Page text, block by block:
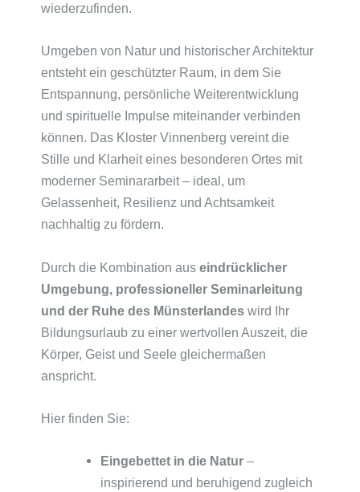
wiederzufinden.
Umgeben von Natur und historischer Architektur
entsteht ein geschützter Raum, in dem Sie
Entspannung, persönliche Weiterentwicklung
und spirituelle Impulse miteinander verbinden
können. Das Kloster Vinnenberg vereint die
Stille und Klarheit eines besonderen Ortes mit
moderner Seminararbeit – ideal, um
Gelassenheit, Resilienz und Achtsamkeit
nachhaltig zu fördern.
Durch die Kombination aus eindrücklicher
Umgebung, professioneller Seminarleitung
und der Ruhe des Münsterlandes wird Ihr
Bildungsurlaub zu einer wertvollen Auszeit, die
Körper, Geist und Seele gleichermaßen
anspricht.
Hier finden Sie:
Eingebettet in die Natur–
inspirierend und beruhigend zugleich